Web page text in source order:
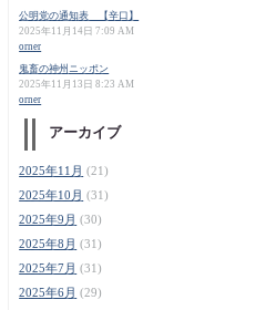
公明党の通知表 【辛口】
2025年11月14日 7:09 AM
orner
鬼畜の神州ニッポン
2025年11月13日 8:23 AM
orner
アーカイブ
2025年11月 (21)
2025年10月 (31)
2025年9月 (30)
2025年8月 (31)
2025年7月 (31)
2025年6月 (29)